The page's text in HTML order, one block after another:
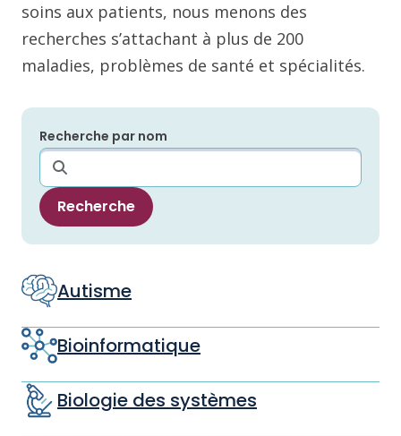
soins aux patients, nous menons des
recherches s’attachant à plus de 200
maladies, problèmes de santé et spécialités.
Recherche par nom
Autisme
Bioinformatique
Biologie des systèmes